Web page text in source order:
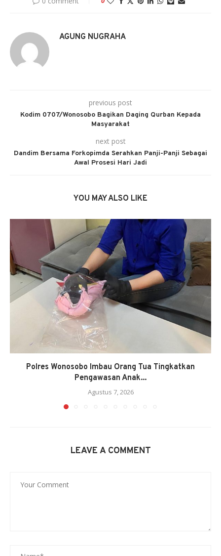
AGUNG NUGRAHA
previous post
Kodim 0707/Wonosobo Bagikan Daging Qurban Kepada
Masyarakat
next post
Dandim Bersama Forkopimda Serahkan Panji-Panji Sebagai
Awal Prosesi Hari Jadi
YOU MAY ALSO LIKE
Polres Wonosobo Imbau Orang Tua Tingkatkan
Pengawasan Anak...
Agustus 7, 2026
LEAVE A COMMENT